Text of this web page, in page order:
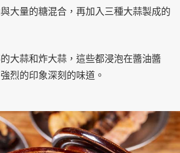
大量的糖混合，再加入三種大蒜製成的
大蒜和炸大蒜，這些都浸泡在醬油醬
烈的印象深刻的味道。